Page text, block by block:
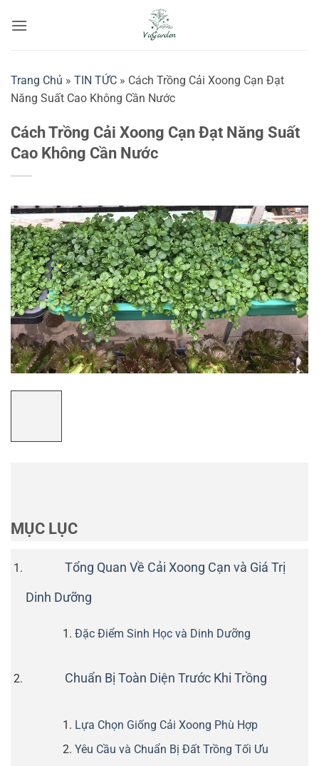
qua
Trang Chủ » TIN TỨC » Cách Trồng Cải Xoong Cạn Đạt
Năng Suất Cao Không Cần Nước
Cách Trồng Cải Xoong Cạn Đạt Năng Suất
Cao Không Cần Nước
MỤC LỤC
Tổng Quan Về Cải Xoong Cạn và Giá Trị
Dinh Dưỡng
Đặc Điểm Sinh Học và Dinh Dưỡng
Chuẩn Bị Toàn Diện Trước Khi Trồng
Lựa Chọn Giống Cải Xoong Phù Hợp
Yêu Cầu và Chuẩn Bị Đất Trồng Tối Ưu